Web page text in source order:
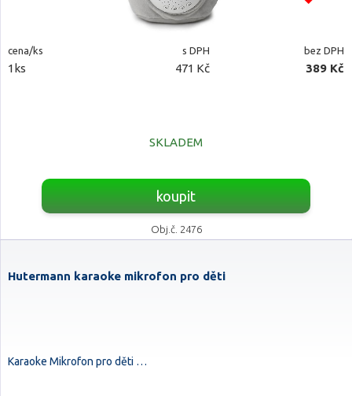
cena/ks s DPH bez DPH
1ks 471 Kč 389 Kč
SKLADEM
koupit
Obj.č. 2476
Hutermann karaoke mikrofon pro děti
Karaoke Mikrofon pro děti …